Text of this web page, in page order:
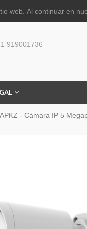
919001736
- Cámara IP 5
web. Al continuar en